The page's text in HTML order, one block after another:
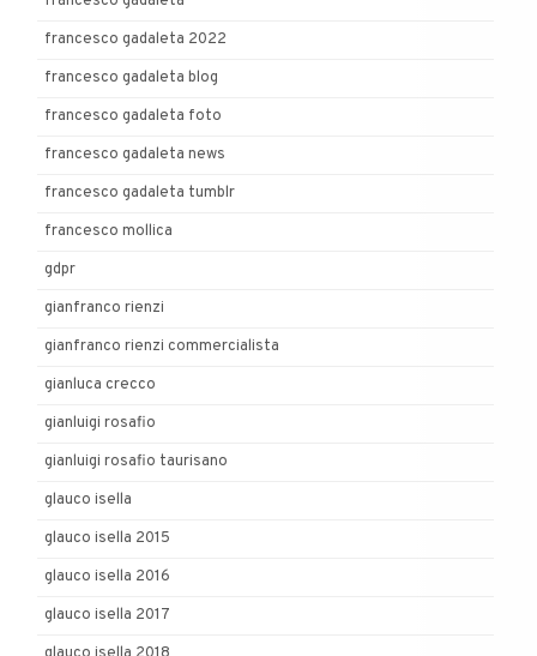
francesco gadaleta 2022
francesco gadaleta blog
francesco gadaleta foto
francesco gadaleta news
francesco gadaleta tumblr
francesco mollica
gdpr
gianfranco rienzi
gianfranco rienzi commercialista
gianluca crecco
gianluigi rosafio
gianluigi rosafio taurisano
glauco isella
glauco isella 2015
glauco isella 2016
glauco isella 2017